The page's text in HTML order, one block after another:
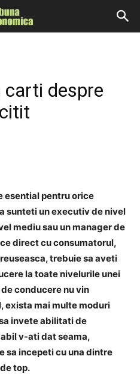
carti despre
esential pentru orice
sunteti un executiv de nivel
mediu sau un manager de
direct cu consumatorul,
trebuie sa aveti
la toate nivelurile unei
conducere nu vin
exista mai multe moduri
invete abilitati de
v-ati dat seama,
sa incepeti cu una dintre
top.